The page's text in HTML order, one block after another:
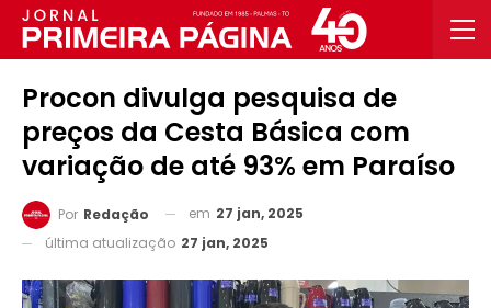
Procon divulga pesquisa de
preços da Cesta Básica com
variação de até 93% em Paraíso
Por Redação em 27 jan, 2025
última atualização 27 jan, 2025